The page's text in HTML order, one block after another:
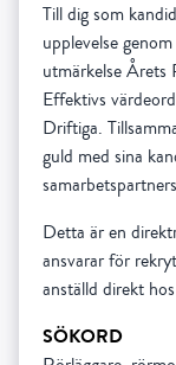
Till dig som
upplevelse
utmärkelse Årets
Effektivs
Driftiga.
guld med sina
Detta är en
ansvarar för
anställd direkt
SÖKORD